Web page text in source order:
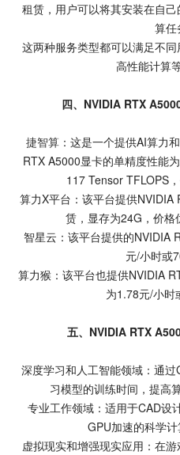
租赁，用户可以将其安装在自
算任
这两种服务类型都可以满足不
高性能计算
四、NVIDIA RTX
捷智算：这是一个提供AI算力
RTX A5000显卡的单精度性能
117 Tensor TFLOPS
算力X平台：该平台提供NVIDIA
赁，显存为24G，价格
智星云：该平台提供的NVIDIA
元/小时或
算力猴：该平台也提供NVIDIA
为1.78元/小时
五、NVIDIA RTX
深度学习和人工智能领域：通
习模型的训练时间，提高
专业工作领域：适用于CAD设
GPU加速的科学计
虚拟现实和增强现实应用：在